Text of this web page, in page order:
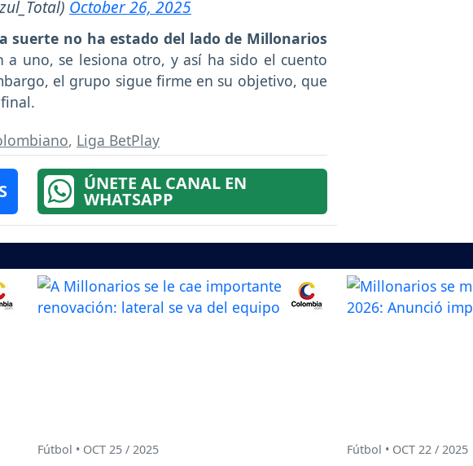
October 26, 2025
suerte no ha estado del lado de Millonarios
a uno, se lesiona otro, y así ha sido el cuento
el grupo sigue firme en su objetivo, que
, Liga BetPlay
ÚNETE AL CANAL EN
WHATSAPP
Fútbol • OCT 25 / 2025 Fútbol • OCT 22 / 2025